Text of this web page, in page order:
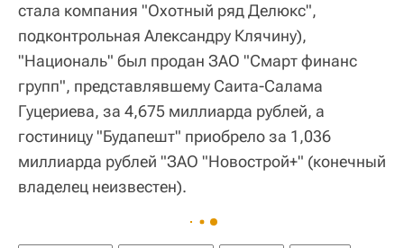
стала компания "Охотный ряд Делюкс",
подконтрольная Александру Клячину),
"Националь" был продан ЗАО "Смарт финанс
групп", представлявшему Саита-Салама
Гуцериева, за 4,675 миллиарда рублей, а
гостиницу "Будапешт" приобрело за 1,036
миллиарда рублей "ЗАО "Новострой+" (конечный
владелец неизвестен).